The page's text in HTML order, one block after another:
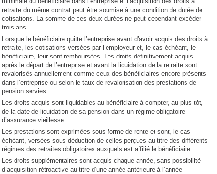
retraite du même contrat peut être soumise à une condition de durée de
cotisations. La somme de ces deux durées ne peut cependant excéder
trois ans.
Lorsque le bénéficiaire quitte l’entreprise avant d’avoir acquis des droits à
retraite, les cotisations versées par l’employeur et, le cas échéant, le
bénéficiaire, leur sont remboursées. Les droits définitivement acquis
après le départ de l’entreprise et avant la liquidation de la retraite sont
revalorisés annuellement comme ceux des bénéficiaires encore présents
dans l’entreprise ou selon le taux de revalorisation des prestations de
pension servies.
Les droits acquis sont liquidables au bénéficiaire à compter, au plus tôt,
de la date de liquidation de sa pension dans un régime obligatoire
d’assurance vieillesse.
Les prestations sont exprimées sous forme de rente et sont, le cas
échéant, versées sous déduction de celles perçues au titre des différents
régimes des retraites obligatoires auxquels est affilié le bénéficiaire.
Les droits supplémentaires sont acquis chaque année, sans possibilité
d’acquisition rétroactive au titre d’une année antérieure à l’année